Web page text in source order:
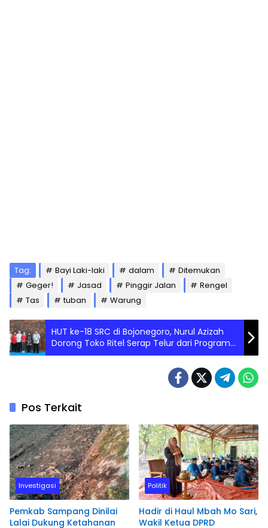
Tag: Bayi Laki-laki dalam
Ditemukan
Geger!
Jasad Pinggir Jalan
Rengel
Tas
tuban Warung
HUT ke-18 SRC di Bojonegoro, Nurul Azizah
Dorong Toko Ritel Serap Telur dari Program
Gayatri
Pos Terkait
Investigasi
Pemkab Sampang Dinilai
Lalai Dukung Ketahanan
Politik
Hadir di Haul Mbah Mo Sari,
Wakil Ketua DPRD